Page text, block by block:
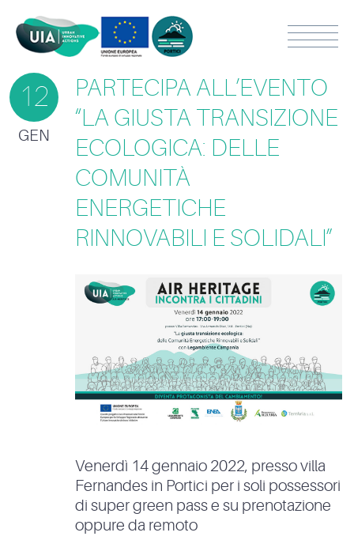
12
GEN
PARTECIPA ALL’EVENTO
“LA GIUSTA TRANSIZIONE
ECOLOGICA: DELLE
COMUNITÀ
ENERGETICHE
RINNOVABILI E SOLIDALI”
Venerdì 14 gennaio 2022, presso villa
Fernandes in Portici per i soli possessori
di super green pass e su prenotazione
oppure da remoto